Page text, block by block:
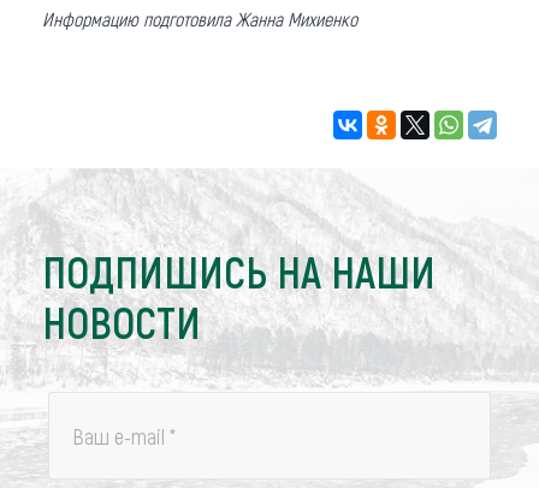
Информацию подготовила Жанна Михиенко
ПОДПИШИСЬ НА НАШИ
НОВОСТИ
Ваш e-mail *